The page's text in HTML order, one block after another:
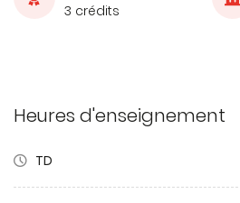
3 crédits
Heures d'enseignement
TD